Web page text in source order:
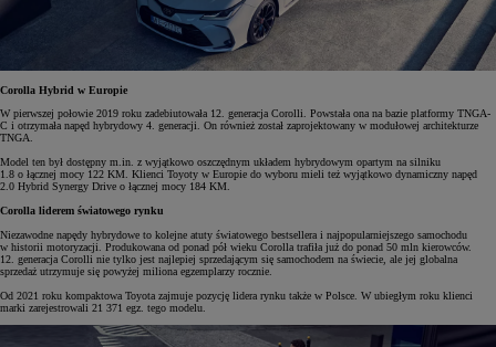
Corolla Hybrid w Europie
W pierwszej połowie 2019 roku zadebiutowała 12. generacja Corolli. Powstała ona na bazie platformy TNGA-
C i otrzymała napęd hybrydowy 4. generacji. On również został zaprojektowany w modułowej architekturze
TNGA.
Model ten był dostępny m.in. z wyjątkowo oszczędnym układem hybrydowym opartym na silniku
1.8 o łącznej mocy 122 KM. Klienci Toyoty w Europie do wyboru mieli też wyjątkowo dynamiczny napęd
2.0 Hybrid Synergy Drive o łącznej mocy 184 KM.
Corolla liderem światowego rynku
Niezawodne napędy hybrydowe to kolejne atuty światowego bestsellera i najpopularniejszego samochodu
w historii motoryzacji. Produkowana od ponad pół wieku Corolla trafiła już do ponad 50 mln kierowców.
12. generacja Corolli nie tylko jest najlepiej sprzedającym się samochodem na świecie, ale jej globalna
sprzedaż utrzymuje się powyżej miliona egzemplarzy rocznie.
Od 2021 roku kompaktowa Toyota zajmuje pozycję lidera rynku także w Polsce. W ubiegłym roku klienci
marki zarejestrowali 21 371 egz. tego modelu.